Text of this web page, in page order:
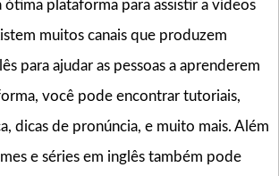
ótima plataforma para assistir a vídeos
muitos canais que produzem
para ajudar as pessoas a aprenderem
você pode encontrar tutoriais,
dicas de pronúncia, e muito mais. Além
e séries em inglês também pode